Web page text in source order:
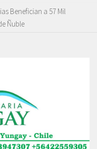
Benefician a 57 Mil
Ñuble